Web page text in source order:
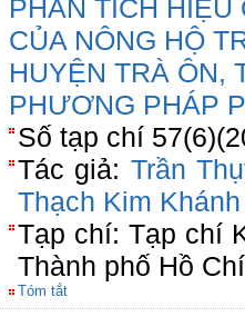
PHÂN TÍCH
CỦA NÔNG HỘ
HUYỆN TRÀ ÔN,
PHƯƠNG PHÁP
Số tạp chí
Tác giả: Trần
Thạch Kim Khánh
Tạp chí: Tạp chí
Thành phố Hồ
Tóm tắt